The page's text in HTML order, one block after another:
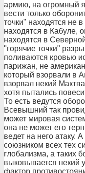
армию, на огромный
вести только
точки" находятся не
находятся в Кабуле,
находятся в
"горячие точки"
поливаются кровью
парижан, не
который взорвали в
взорвал некий
хотя пытались
То есть ведутся
Всевышний так
может мировая
она не может его
ведет на него атаку.
союзником всех тех
глобализма, а таких
выковывается некий
фактор